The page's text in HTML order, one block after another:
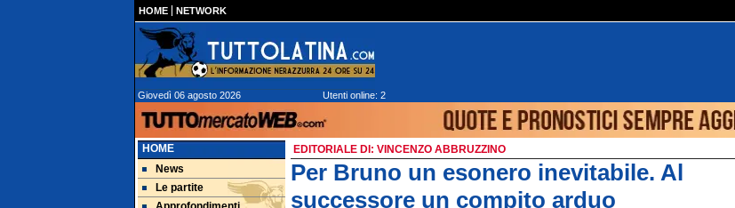
HOME NETWORK
Giovedì 06 agosto 2026 Utenti online: 2
HOME
News
Le partite
EDITORIALE DI: VINCENZO ABBRUZZINO
Per Bruno un esonero inevitabile. Al
successore un compito arduo